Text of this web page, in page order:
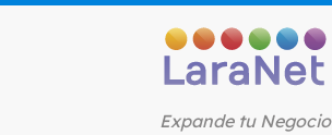
Expande tu Negocio